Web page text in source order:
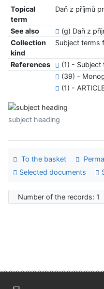
Topical
term
Daň z příjmů
See also
(g) Daň z
Collection
kind
Subject terms
References
(1) - Subject
(39) -
(1) -
subject heading
To the basket
Selected documents
Number of the records: 1